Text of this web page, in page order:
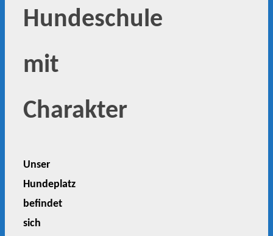
Hundeschule
mit
Charakter
Unser
Hundeplatz
befindet
sich